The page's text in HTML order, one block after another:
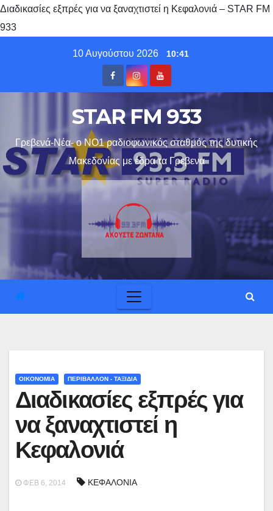
Διαδικασίες εξπρές για να ξαναχτιστεί η Κεφαλονιά – STAR FM
933
10 Αυγούστου 2026 10:41
STAR FM 933
Γρεβενά-Νέα- ο ΝΟ1 ραδιοφωνικός σταθμός της δυτικής
Μακεδονίας με έδρα τα Γρεβενα
ΟΙΚΟΝΟΜΙΑ ΠΕΡΙΒΑΛΛΟΝ - ΤΑΞΙΔΙΑ
Διαδικασίες εξπρές για
να ξαναχτιστεί η
Κεφαλονιά
ΦΕΒ 6, 2014 ΚΕΦΑΛΟΝΙΑ